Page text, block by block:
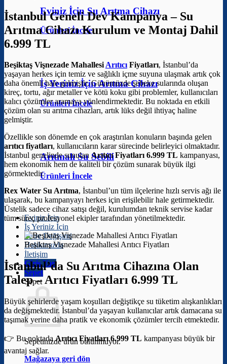
Eviniz İçin Su Arıtma Cihazı
Ürünleri İncele
İş Yeriniz İçin Arıtma Cihazı
Ürünleri İncele
Arıtmalı Su Sebili
Ürünleri İncele
Eviniz İçin
İş Yeriniz İçin
Filtre Değişimi
Hakkımızda
İletişim
Giriş Yap
Sepet
Sepet
Sepetinizde ürün bulunmuyor.
Mağazaya geri dön
İstanbul Geneli Dev Kampanya – Su
Arıtma Cihazı Kurulum ve Montaj Dahil
6.999 TL
Beşiktaş Vişnezade MahallesiArıtıcıFiyatları, İstanbul’da
yaşayan herkes için temiz ve sağlıklı içme suyuna ulaşmak artık çok
daha önemli hale gelmiştir. Günümüzde şebeke sularında oluşan
kireç, tortu, ağır metaller ve kötü koku gibi problemler, kullanıcıları
kalıcı çözümler aramaya yönlendirmektedir. Bu noktada en etkili
çözüm olan su arıtma cihazları, artık lüks değil ihtiyaç haline
gelmiştir.
Özellikle son dönemde en çok araştırılan konuların başında gelen
arıtıcı fiyatları, kullanıcıların karar sürecinde belirleyici olmaktadır.
İstanbul genelinde sunulan Arıtıcı Fiyatları 6.999 TL kampanyası,
hem ekonomik hem de kaliteli bir çözüm sunarak büyük ilgi
görmektedir.
Rex Water Su Arıtma, İstanbul’un tüm ilçelerine hızlı servis ağı ile
ulaşarak, bu kampanyayı herkes için erişilebilir hale getirmektedir.
Üstelik sadece cihaz satışı değil, kurulumdan teknik servise kadar
tüm süreç profesyonel ekipler tarafından yönetilmektedir.
Beşiktaş Vişnezade Mahallesi Arıtıcı Fiyatları
İstanbul’da Su Arıtma Cihazına Olan
Talep –Arıtıcı Fiyatları 6.999 TL
Büyük şehirlerde yaşam koşulları değiştikçe su tüketim alışkanlıkları
da değişmektedir. İstanbul’da yaşayan kullanıcılar artık damacana su
taşımak yerine daha pratik ve ekonomik çözümler tercih etmektedir.
👉 Bu noktadaArıtıcı Fiyatları 6.999 TL kampanyası büyük bir
avantaj sağlar.